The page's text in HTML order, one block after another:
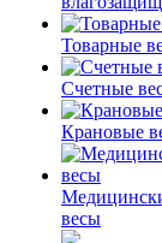
Товарные
Счетные
Крановые
весы